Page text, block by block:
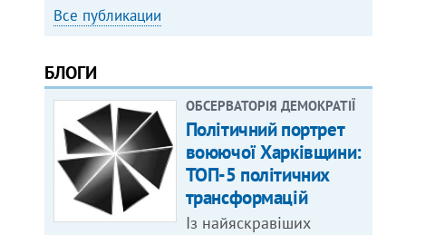
Все публикации
БЛОГИ
ОБСЕРВАТОРІЯ ДЕМОКРАТІЇ
Політичний портрет
воюючої Харківщини:
ТОП-5 політичних
трансформацій
Із найяскравіших